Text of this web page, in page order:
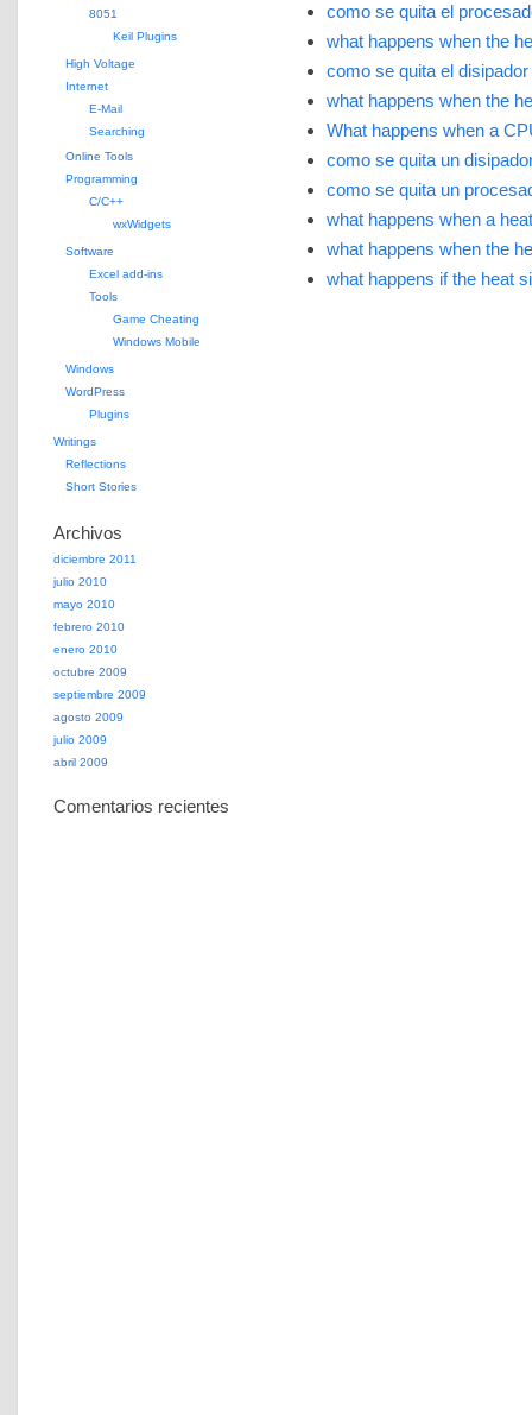
como se quita el
what happens when the
como se quita el disipador
what happens when the
What happens when a
como se quita un
como se quita un
what happens when a
what happens when the
what happens if the heat
8051
Keil Plugins
High Voltage
Internet
E-Mail
Searching
Online Tools
Programming
C/C++
wxWidgets
Software
Excel add-ins
Tools
Game Cheating
Windows Mobile
Windows
WordPress
Plugins
Writings
Reflections
Short Stories
Archivos
diciembre 2011
julio 2010
mayo 2010
febrero 2010
enero 2010
octubre 2009
septiembre 2009
agosto 2009
julio 2009
abril 2009
Comentarios recientes